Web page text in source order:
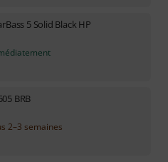
5 Solid Black HP
BRB
2–3 semaines